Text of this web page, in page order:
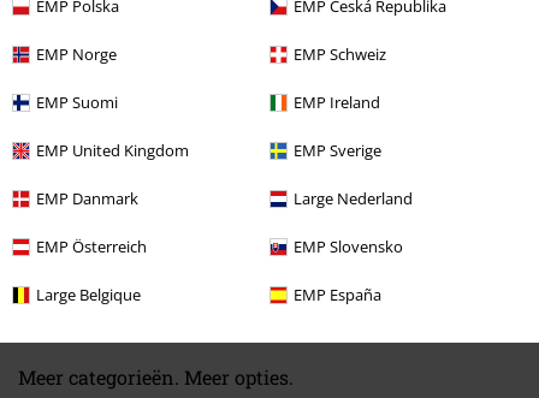
EMP Polska EMP Česká Republika
EMP Norge EMP Schweiz
EMP Suomi EMP Ireland
EMP United Kingdom EMP Sverige
EMP Danmark Large Nederland
EMP Österreich EMP Slovensko
Large Belgique EMP España
Laatst bezocht
%
Meer categorieën. Meer opties.